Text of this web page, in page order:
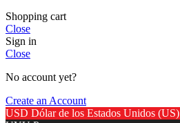
Shopping cart
Close
Sign in
Close
No account yet?
Create an Account
USD Dólar de los Estados Unidos (US)